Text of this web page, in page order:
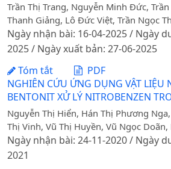
Trần Thị Trang, Nguyễn Minh Đức,
Thanh Giảng, Lô Đức Việt, Trần Ngọc
Ngày nhận bài: 16-04-2025 / Ngày
2025 / Ngày xuất bản: 27-06-2025
Tóm tắt
PDF
NGHIÊN CỨU ỨNG DỤNG VẬT LIỆU
BENTONIT XỬ LÝ NITROBENZEN
Nguyễn Thị Hiển, Hán Thị Phương
Thị Vinh, Vũ Thị Huyền, Vũ Ngọc
Ngày nhận bài: 24-11-2020 / Ngày
2021